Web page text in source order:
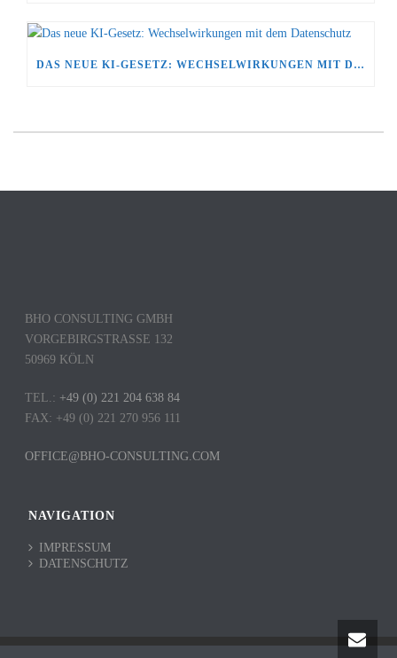
DAS NEUE KI-GESETZ: WECHSELWIRKUNGEN MIT DEM DATENSCHUTZ
BHO CONSULTING GMBH
VORGEBIRGSTRASSE 132
50969 KÖLN
TEL.: +49 (0) 221 204 638 84
FAX: +49 (0) 221 270 956 111
OFFICE@BHO-CONSULTING.COM
NAVIGATION
IMPRESSUM
DATENSCHUTZ